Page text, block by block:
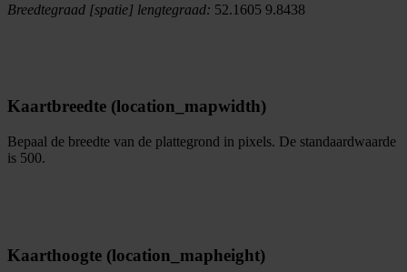
Breedtegraad [spatie] lengtegraad: 52.1605 9.8438
Kaartbreedte (location_mapwidth)
Bepaal de breedte van de plattegrond in pixels. De standaardwaarde
is 500.
Kaarthoogte (location_mapheight)